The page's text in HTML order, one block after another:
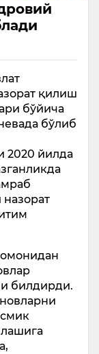
қилиш
бўйича
бўлиб
2020 йилда
назорат
билдирди.